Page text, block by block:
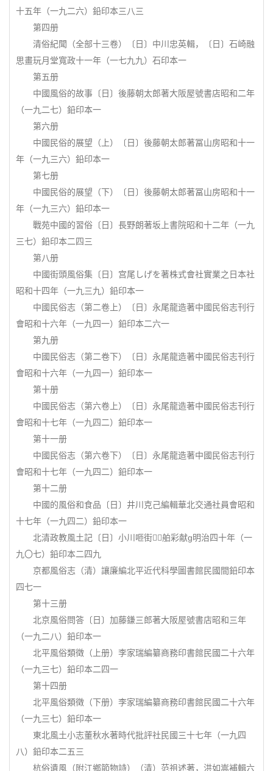
十五年（一九二六）鉛印本三八三
第四册
清俗紀聞（全部十三卷）〔日〕中川忠英輯，〔日〕石崎融
思畫玩月堂寬政十一年（一七九九）石印本一
第五册
中國風俗的故事〔日〕後藤朝太郎著大阪屋號書店昭和二年
（一九二七）鉛印本一
第六册
中國民俗的展望（上）〔日〕後藤朝太郎著冨山房昭和十一
年（一九三六）鉛印本一
第七册
中國民俗的展望（下）〔日〕後藤朝太郎著冨山房昭和十一
年（一九三六）鉛印本一
戰苑中國的習俗〔日〕長野朗著坂上書院昭和十二年（一九
三七）鉛印本二四三
第八册
中國街頭風俗集〔日〕宫尾しげを著株式會社實業之日本社
昭和十四年（一九三九）鉛印本一
中國民俗志（第二卷上）〔日〕永尾龍造著中國民俗志刊行
會昭和十六年（一九四一）鉛印本二六一
第九册
中國民俗志（第二卷下）〔日〕永尾龍造著中國民俗志刊行
會昭和十六年（一九四一）鉛印本一
第十册
中國民俗志（第六卷上）〔日〕永尾龍造著中國民俗志刊行
會昭和十七年（一九四二）鉛印本一
第十一册
中國民俗志（第六卷下）〔日〕永尾龍造著中國民俗志刊行
會昭和十七年（一九四二）鉛印本一
第十二册
中國的風俗和食品〔日〕井川克己編輯華北交通社員會昭和
十七年（一九四二）鉛印本一
北清政教風土記〔日〕小川咂街舶彩献g明治四十年（一
九〇七）鉛印本二四九
京都風俗志（清）讓廉編北平近代科學圖書館民國間鉛印本
四七一
第十三册
北京風俗問答〔日〕加藤鎌三郎著大阪屋號書店昭和三年
（一九二八）鉛印本一
北平風俗類徵（上册）李家瑞編纂商務印書館民國二十六年
（一九三七）鉛印本二四一
第十四册
北平風俗類徵（下册）李家瑞編纂商務印書館民國二十六年
（一九三七）鉛印本一
東北風土小志董秋水著時代批評社民國三十七年（一九四
八）鉛印本二五三
杭俗遺風（附江鄉節物詩）（清）范祖述著，洪如嵩補輯六